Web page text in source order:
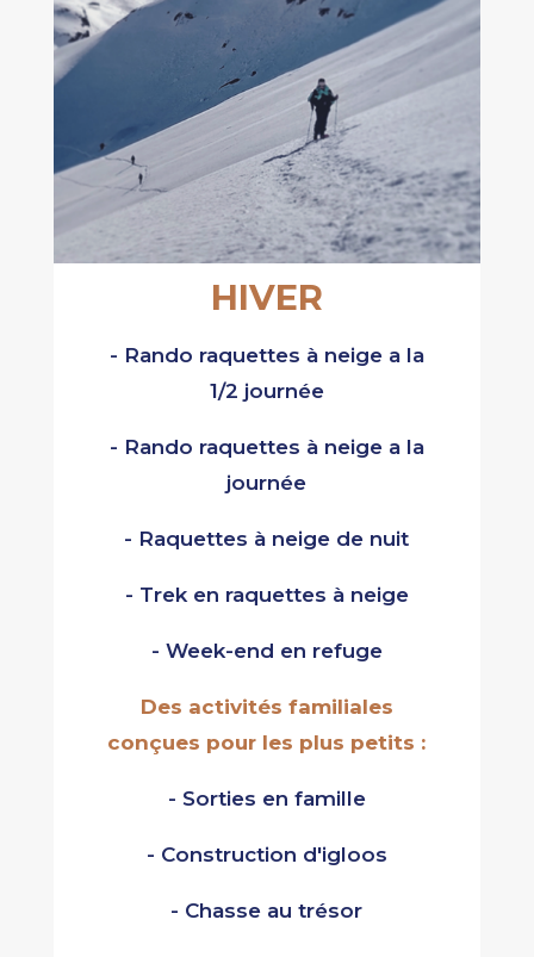
HIVER
- Rando raquettes à neige a la
1/2 journée
- Rando raquettes à neige a la
journée
- Raquettes à neige de nuit
- Trek en raquettes à neige
- Week-end en refuge
Des activités familiales
conçues pour les plus petits :
- Sorties en famille
- Construction d'igloos
- Chasse au trésor